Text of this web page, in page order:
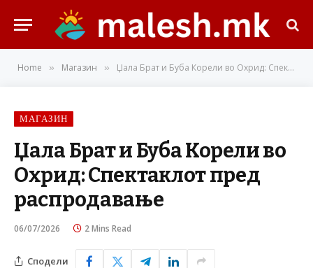
Home » Магазин » Џала Брат и Буба Корели во Охрид: Спектаклот пред распродавање
МАГАЗИН
Џала Брат и Буба Корели во
Охрид: Спектаклот пред
распродавање
06/07/2026 2 Mins Read
Сподели